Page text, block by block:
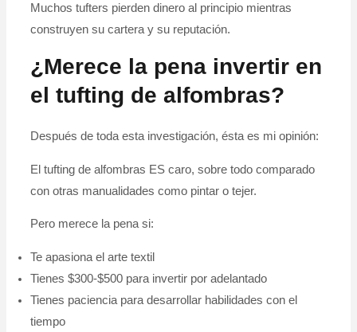
Muchos tufters pierden dinero al principio mientras
construyen su cartera y su reputación.
¿Merece la pena invertir en
el tufting de alfombras?
Después de toda esta investigación, ésta es mi opinión:
El tufting de alfombras ES caro, sobre todo comparado
con otras manualidades como pintar o tejer.
Pero merece la pena si:
Te apasiona el arte textil
Tienes $300-$500 para invertir por adelantado
Tienes paciencia para desarrollar habilidades con el
tiempo